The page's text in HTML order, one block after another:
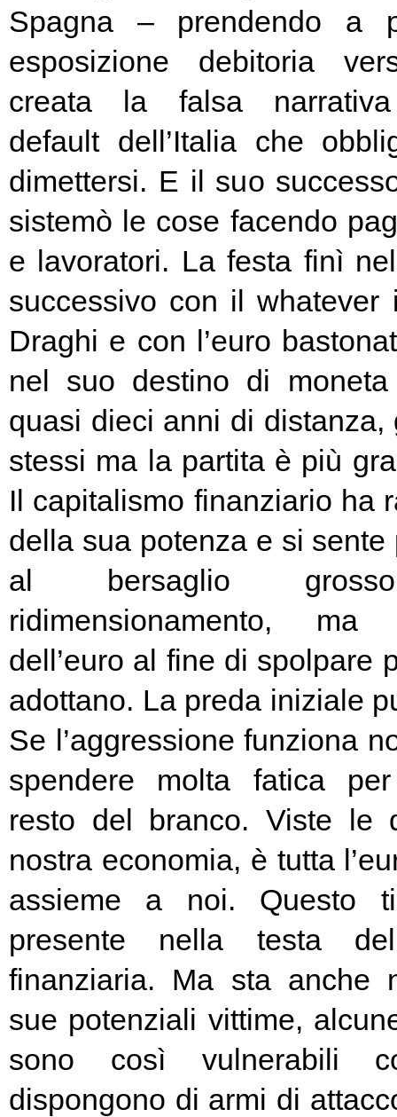
Spagna – prendendo a
esposizione debitoria
creata la falsa narrativa
default dell’Italia che
dimettersi. E il suo
sistemò le cose facendo
e lavoratori. La festa finì
successivo con il whatever
Draghi e con l’euro
nel suo destino di
quasi dieci anni di
stessi ma la partita è più
Il capitalismo finanziario ha
della sua potenza e si sente
al bersaglio
ridimensionamento,
dell’euro al fine di spolpare
adottano. La preda iniziale
Se l’aggressione funziona
spendere molta fatica
resto del branco. Viste le
nostra economia, è tutta
assieme a noi. Questo
presente nella testa
finanziaria. Ma sta anche
sue potenziali vittime,
sono così vulnerabili
dispongono di armi di